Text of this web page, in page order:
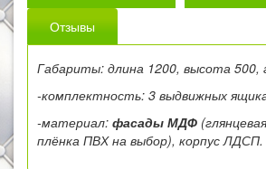
Отзывы
Габариты: длина 1200, высота 500,
-комплектность: 3 выдвижных
-материал: фасады МДФ
плёнка ПВХ на выбор), корпус ЛДСП.